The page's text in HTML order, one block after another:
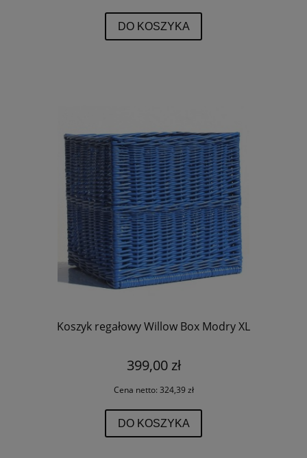
DO KOSZYKA
Koszyk regałowy Willow Box Modry XL
399,00 zł
Cena netto: 324,39 zł
DO KOSZYKA